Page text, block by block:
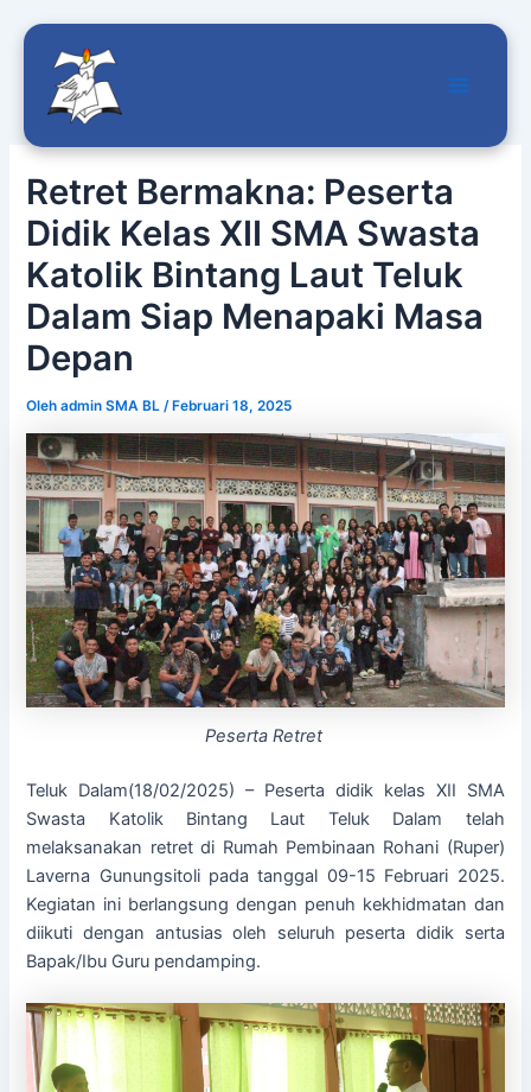
Lewati
konten
Menu
Retret Bermakna: Peserta
Didik Kelas XII SMA Swasta
Katolik Bintang Laut Teluk
Dalam Siap Menapaki Masa
Depan
Olehadmin SMA BL /Februari 18, 2025
Peserta Retret
Teluk Dalam(18/02/2025) – Peserta didik kelas XII SMA
Swasta Katolik Bintang Laut Teluk Dalam telah
melaksanakan retret di Rumah Pembinaan Rohani (Ruper)
Laverna Gunungsitoli pada tanggal 09-15 Februari 2025.
Kegiatan ini berlangsung dengan penuh kekhidmatan dan
diikuti dengan antusias oleh seluruh peserta didik serta
Bapak/Ibu Guru pendamping.